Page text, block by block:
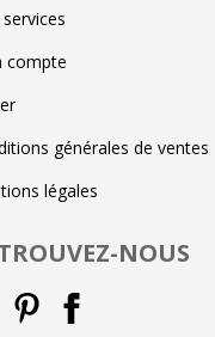
compte
générales de ventes
légales
NOUS